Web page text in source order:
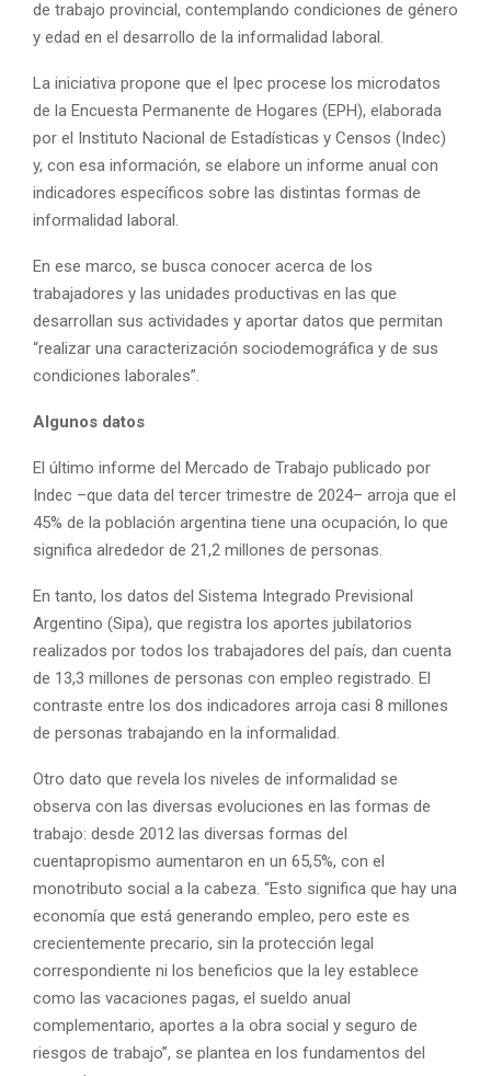
de trabajo provincial, contemplando condiciones de género
y edad en el desarrollo de la informalidad laboral.
La iniciativa propone que el Ipec procese los microdatos
de la Encuesta Permanente de Hogares (EPH), elaborada
por el Instituto Nacional de Estadísticas y Censos (Indec)
y, con esa información, se elabore un informe anual con
indicadores específicos sobre las distintas formas de
informalidad laboral.
En ese marco, se busca conocer acerca de los
trabajadores y las unidades productivas en las que
desarrollan sus actividades y aportar datos que permitan
“realizar una caracterización sociodemográfica y de sus
condiciones laborales”.
Algunos datos
El último informe del Mercado de Trabajo publicado por
Indec –que data del tercer trimestre de 2024– arroja que el
45% de la población argentina tiene una ocupación, lo que
significa alrededor de 21,2 millones de personas.
En tanto, los datos del Sistema Integrado Previsional
Argentino (Sipa), que registra los aportes jubilatorios
realizados por todos los trabajadores del país, dan cuenta
de 13,3 millones de personas con empleo registrado. El
contraste entre los dos indicadores arroja casi 8 millones
de personas trabajando en la informalidad.
Otro dato que revela los niveles de informalidad se
observa con las diversas evoluciones en las formas de
trabajo: desde 2012 las diversas formas del
cuentapropismo aumentaron en un 65,5%, con el
monotributo social a la cabeza. “Esto significa que hay una
economía que está generando empleo, pero este es
crecientemente precario, sin la protección legal
correspondiente ni los beneficios que la ley establece
como las vacaciones pagas, el sueldo anual
complementario, aportes a la obra social y seguro de
riesgos de trabajo”, se plantea en los fundamentos del